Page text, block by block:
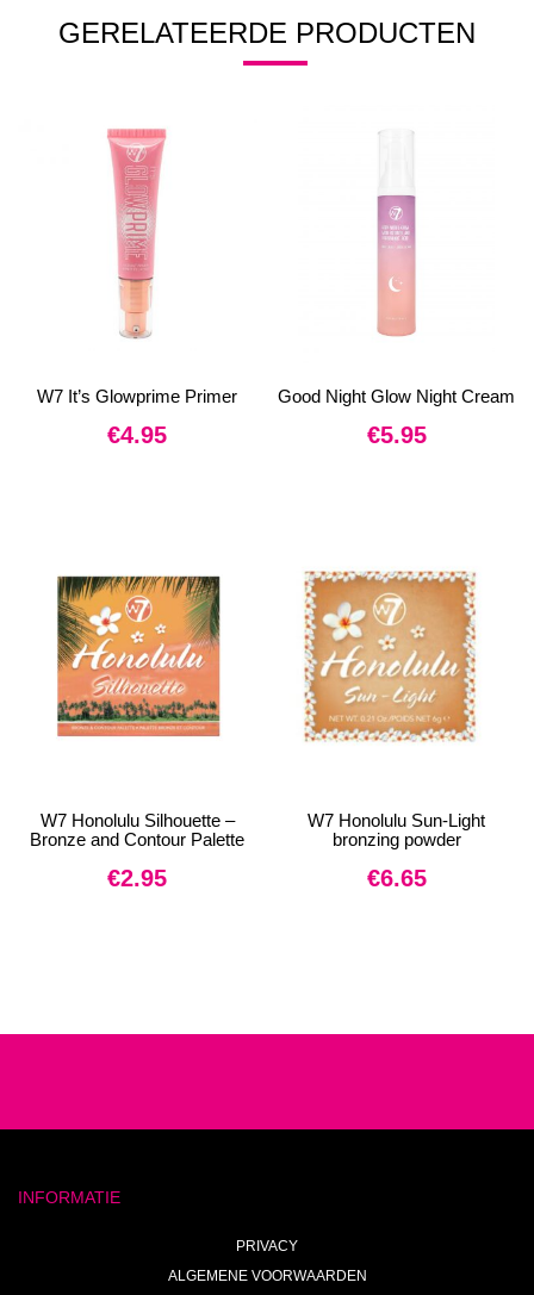
GERELATEERDE PRODUCTEN
W7 It’s Glowprime Primer
€4.95
Good Night Glow Night Cream
€5.95
W7 Honolulu Silhouette –
Bronze and Contour Palette
€2.95
W7 Honolulu Sun-Light
bronzing powder
€6.65
INFORMATIE
PRIVACY
ALGEMENE VOORWAARDEN